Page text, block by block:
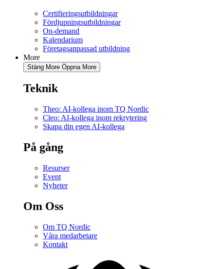
Certifieringsutbildningar
Fördjupningsutbildningar
On-demand
Kalendarium
Företagsanpassad utbildning
More
Stäng More Öppna More
Teknik
Theo: AI-kollega inom TQ Nordic
Cleo: AI-kollega inom rekrytering
Skapa din egen AI-kollega
På gång
Resurser
Event
Nyheter
Om Oss
Om TQ Nordic
Våra medarbetare
Kontakt